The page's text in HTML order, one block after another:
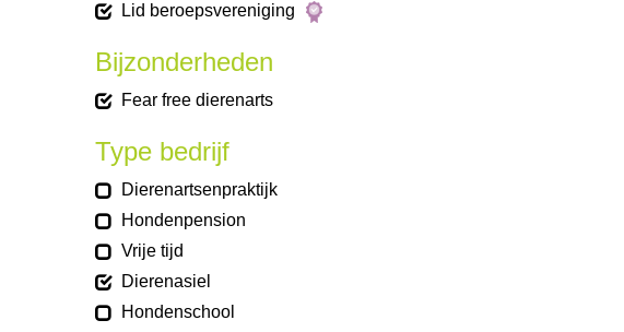
Lid beroepsvereniging
Bijzonderheden
Fear free dierenarts
Type bedrijf
Dierenartsenpraktijk
Hondenpension
Vrije tijd
Dierenasiel
Hondenschool